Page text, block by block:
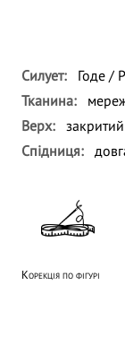
Силует:
Годе /
Тканина:
Верх: закритий
Спідниця:
Корекція по фігурі